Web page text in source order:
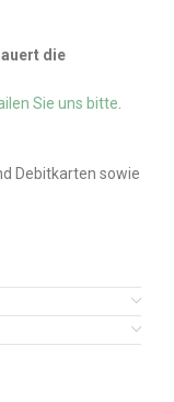
die
Sie uns bitte
Debitkarten sowie